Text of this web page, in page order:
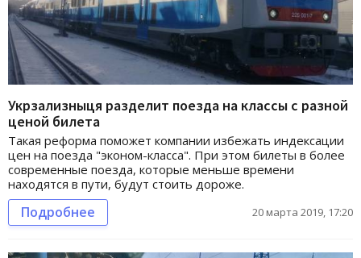
Укрзализныця разделит поезда на классы с разной
ценой билета
Такая реформа поможет компании избежать индексации
цен на поезда "эконом-класса". При этом билеты в более
современные поезда, которые меньше времени
находятся в пути, будут стоить дороже.
Подробнее 20 марта 2019, 17:20